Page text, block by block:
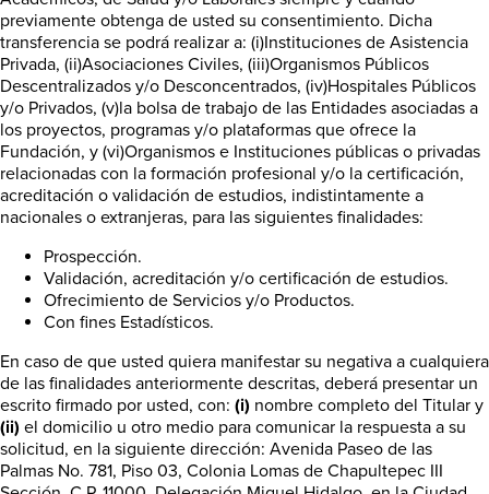
previamente obtenga de usted su consentimiento. Dicha
transferencia se podrá realizar a: (i)Instituciones de Asistencia
Privada, (ii)Asociaciones Civiles, (iii)Organismos Públicos
Descentralizados y/o Desconcentrados, (iv)Hospitales Públicos
y/o Privados, (v)la bolsa de trabajo de las Entidades asociadas a
los proyectos, programas y/o plataformas que ofrece la
Fundación, y (vi)Organismos e Instituciones públicas o privadas
relacionadas con la formación profesional y/o la certificación,
acreditación o validación de estudios, indistintamente a
nacionales o extranjeras, para las siguientes finalidades:
Prospección.
Validación, acreditación y/o certificación de estudios.
Ofrecimiento de Servicios y/o Productos.
Con fines Estadísticos.
En caso de que usted quiera manifestar su negativa a cualquiera
de las finalidades anteriormente descritas, deberá presentar un
escrito firmado por usted, con: (i) nombre completo del Titular y
(ii) el domicilio u otro medio para comunicar la respuesta a su
solicitud, en la siguiente dirección: Avenida Paseo de las
Palmas No. 781, Piso 03, Colonia Lomas de Chapultepec III